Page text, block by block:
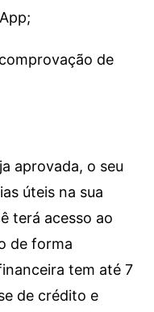
de
aprovada, o seu
úteis na sua
terá acesso ao
de forma
tem até 7
de crédito e